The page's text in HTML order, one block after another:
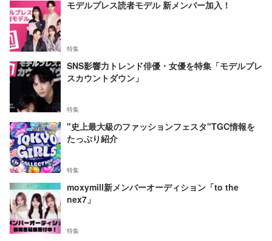
モデルプレス読者モデル 新メンバー加入！
特集
SNS影響力トレンド俳優・女優を特集「モデルプレ
スカウントダウン」
特集
"史上最大級のファッションフェスタ"TGC情報を
たっぷり紹介
特集
moxymill新メンバーオーディション「to the
nex7」
特集